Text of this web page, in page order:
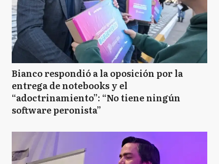
Bianco respondió a la oposición por la
entrega de notebooks y el
“adoctrinamiento”: “No tiene ningún
software peronista”